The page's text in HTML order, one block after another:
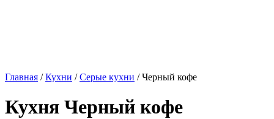
Главная /Кухни /Серые кухни / Черный кофе
Кухня Черный кофе